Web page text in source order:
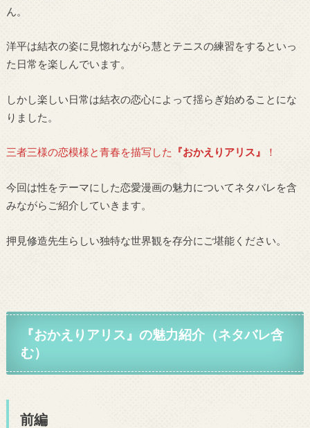
ん。
洋平は結衣の姿に見惚れながら慧とテニスの練習をするといっ
た日常を楽しんでいます。
しかし楽しい日常は結衣の恋心によって揺らぎ始めることにな
りました。
三者三様の恋模様と青春を描写した 『おかえりアリス』 ！
今回は性をテーマにした恋愛漫画の魅力についてネタバレを含
みながらご紹介していきます。
押見修造先生らしい独特な世界観を存分にご堪能ください。
『おかえりアリス』の魅力紹介（ネタバレ含
む）
前編